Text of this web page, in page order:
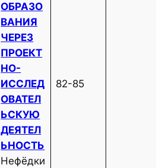
ОБРАЗО
ВАНИЯ
ЧЕРЕЗ
ПРОЕКТ
НО-
ИССЛЕД
ОВАТЕЛ
ЬСКУЮ
ДЕЯТЕЛ
ЬНОСТЬ
Нефёдки
82-85